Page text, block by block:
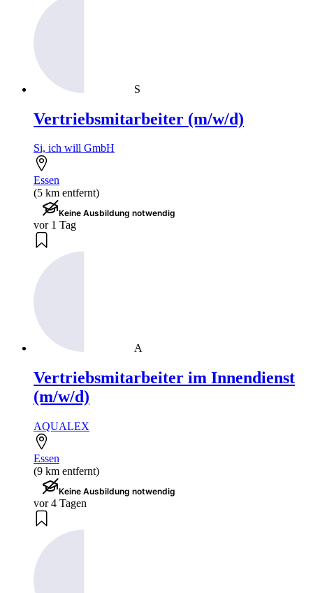
S
Vertriebsmitarbeiter (m/w/d)
Si, ich will GmbH
Essen
(5 km entfernt)
Keine Ausbildung notwendig
vor 1 Tag
A
Vertriebsmitarbeiter im Innendienst
(m/w/d)
AQUALEX
Essen
(9 km entfernt)
Keine Ausbildung notwendig
vor 4 Tagen